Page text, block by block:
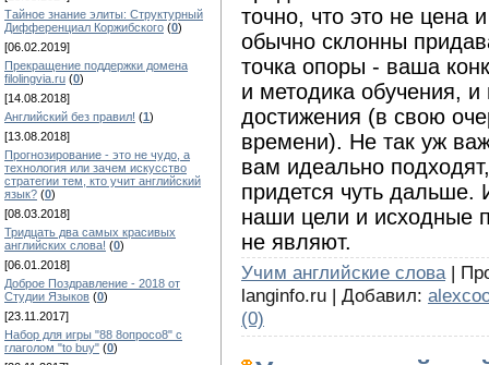
Тайное знание элиты: Структурный
Дифференциал Коржибского (0)
[06.02.2019]
Прекращение поддержки домена
filolingvia.ru (0)
[14.08.2018]
Английский без правил! (1)
[13.08.2018]
Прогнозирование - это не чудо, а
технология или зачем искусство
стратегии тем, кто учит английский
язык? (0)
[08.03.2018]
Тридцать два самых красивых
английских слова! (0)
[06.01.2018]
Доброе Поздравление - 2018 от
Студии Языков (0)
[23.11.2017]
Набор для игры "88 8опросо8" с
глаголом "to buy" (0)
точно, что это не цена
обычно склонны
точка опоры - ваша
и методика обучения,
достижения (в свою
времени). Не так уж
вам идеально
придется чуть дальше.
наши цели и исходные
не являют.
Учим английские слова |
langinfo.ru | Добавил:
(0)